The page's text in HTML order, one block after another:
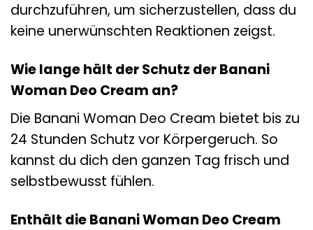
durchzuführen, um sicherzustellen, dass du
keine unerwünschten Reaktionen zeigst.
Wie lange hält der Schutz der Banani
Woman Deo Cream an?
Die Banani Woman Deo Cream bietet bis zu
24 Stunden Schutz vor Körpergeruch. So
kannst du dich den ganzen Tag frisch und
selbstbewusst fühlen.
Enthält die Banani Woman Deo Cream